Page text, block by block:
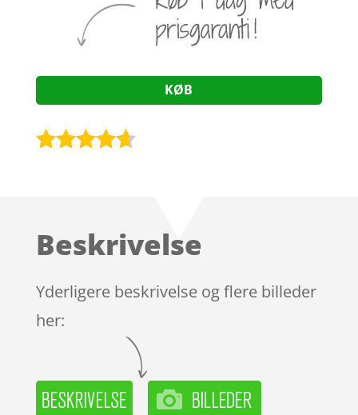
KØB
på
mmelser
Beskrivelse
Yderligere beskrivelse og flere billeder
her: